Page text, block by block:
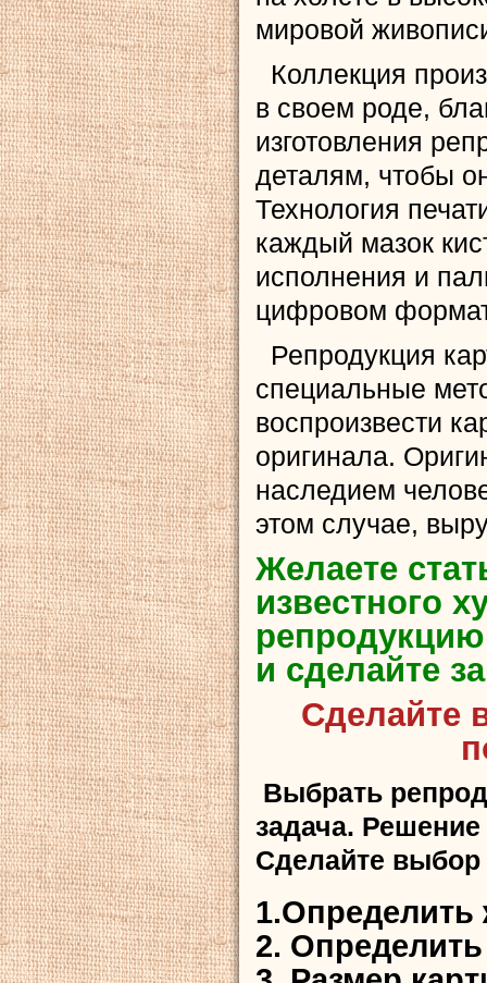
мировой
Коллекция
в своем роде,
изготовления
деталям, чтобы
Технология
каждый мазок
исполнения и
цифровом
Репродукция
специальные
воспроизвести
оригинала.
наследием
этом случае,
Желаете
известного
и сделайте
Сделайте
Выбрать
задача.
Сделайте выбор
1.Определить
2.